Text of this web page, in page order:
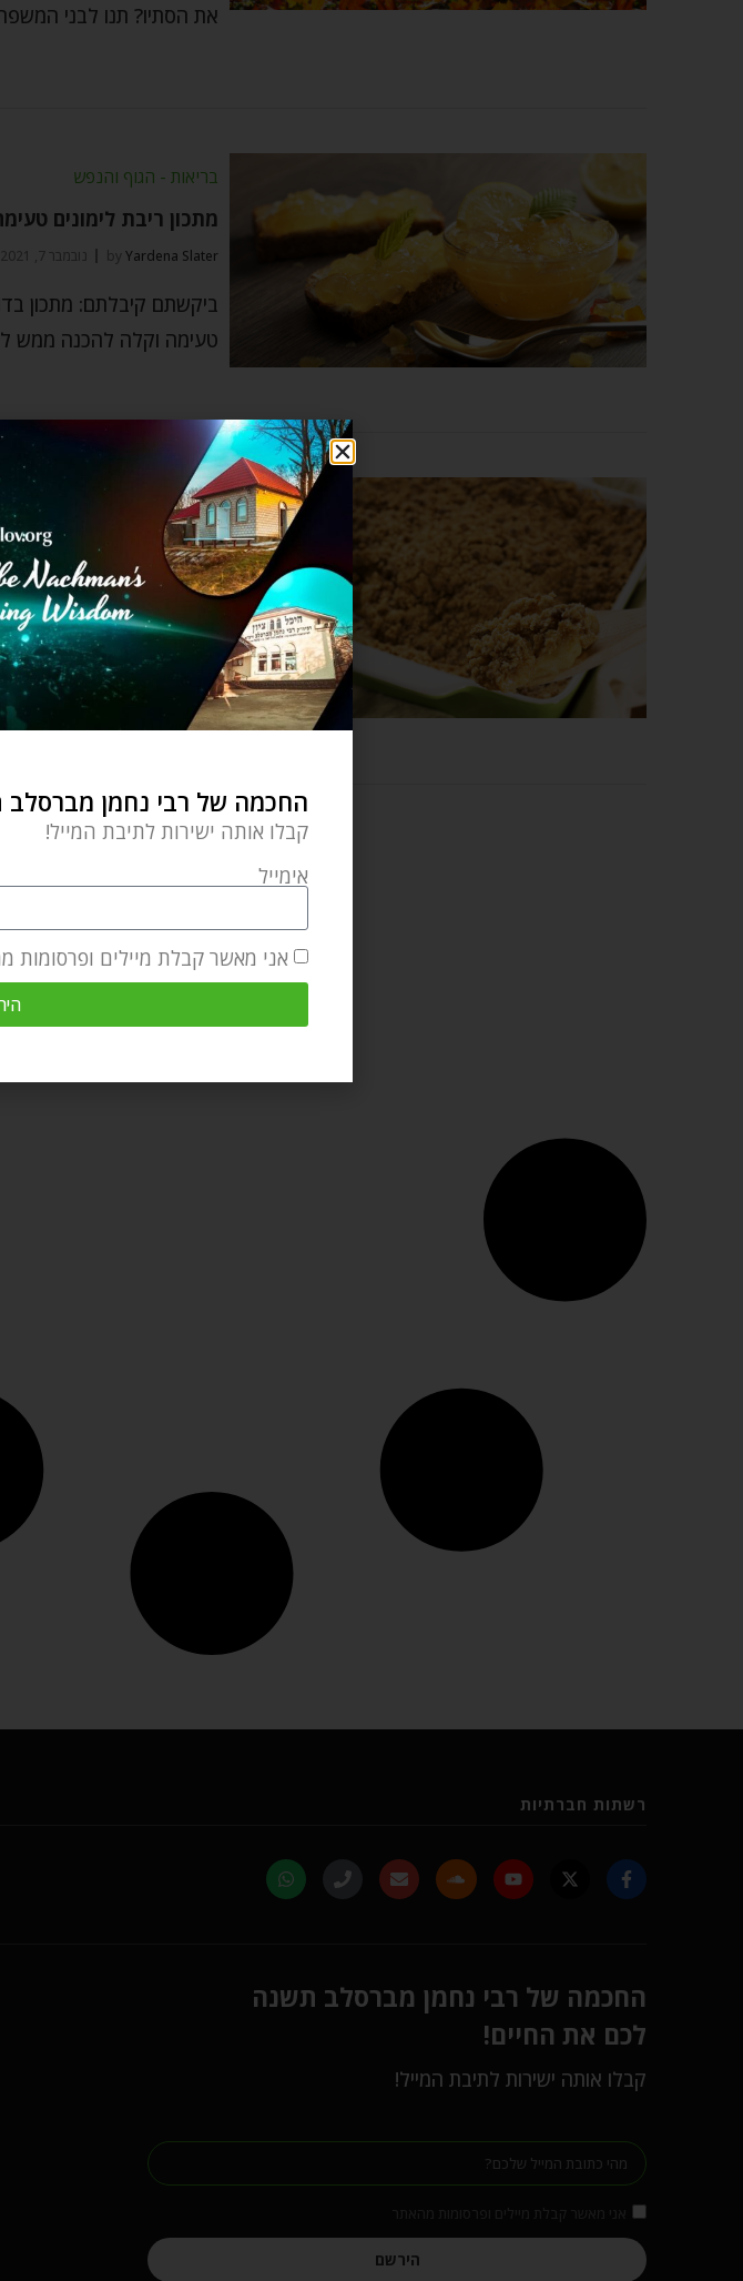
את הסתיו? תנו לבני
בריאות - הגוף והנפש
מתכון ריבת לימונים
by Yardena Slater נובמבר 7, 2021
ביקשתם קיבלתם: מתכון
טעימה וקלה להכנה ממש
ראש השנה
מתכון פאי תפוחים
פועה
byYardena Slater אוגוסט 28, 2021
ראש השנה כבר קורץ לנו
מספיק טובה לתת לכם את
רשתות חברתיות
החכמה של רבי נחמן מברסלב תשנה
לכם את החיים!
קבלו אותה ישירות לתיבת המייל!
הירשם
החכמה של רבי נחמן
קבלו אותה ישירות לתיבת המייל!
אימייל
אני מאשר קבלת מיילים ופרסומות